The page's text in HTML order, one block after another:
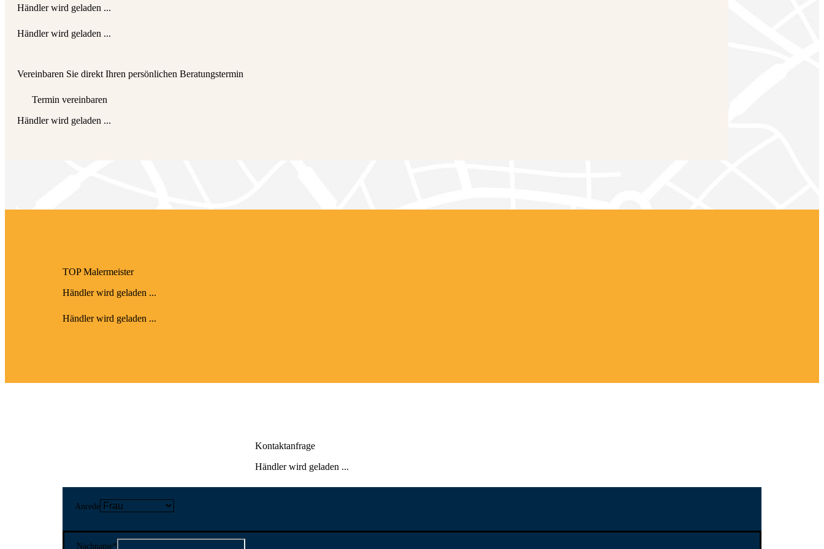
Händler wird geladen ...
Händler wird geladen ...
Vereinbaren Sie direkt Ihren persönlichen Beratungstermin
Termin vereinbaren
Händler wird geladen ...
TOP Maler­meister
Händler wird geladen ...
Händler wird geladen ...
Kontaktanfrage
Händler wird geladen ...
Anrede
Nachname*